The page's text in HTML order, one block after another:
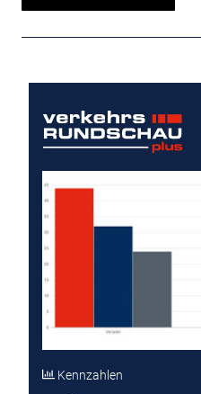
Kennzahlen